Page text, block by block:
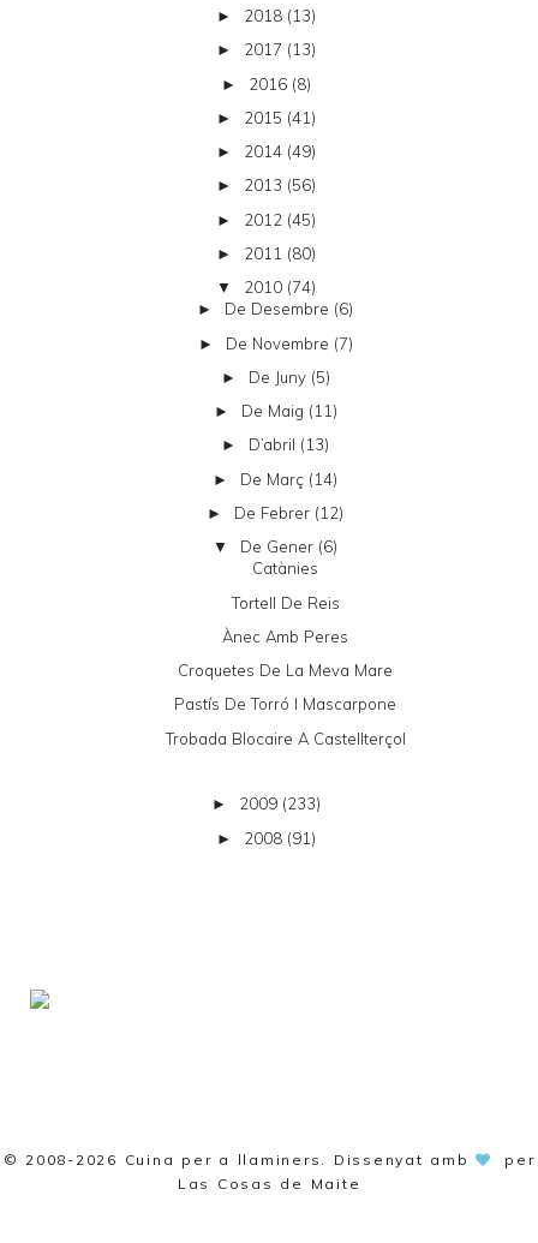
► 2018 (13)
► 2017 (13)
► 2016 (8)
► 2015 (41)
► 2014 (49)
► 2013 (56)
► 2012 (45)
► 2011 (80)
▼ 2010 (74)
► De Desembre (6)
► De Novembre (7)
► De Juny (5)
► De Maig (11)
► D’abril (13)
► De Març (14)
► De Febrer (12)
▼ De Gener (6)
Catànies
Tortell De Reis
Ànec Amb Peres
Croquetes De La Meva Mare
Pastís De Torró I Mascarpone
Trobada Blocaire A Castellterçol
► 2009 (233)
► 2008 (91)
© 2008-2026 Cuina per a llaminers . Dissenyat amb
per
Las Cosas de Maite